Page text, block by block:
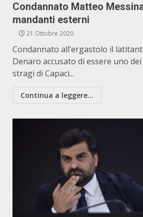
Condannato Matteo
mandanti esterni
21 Ottobre 2020
Condannato all’ergastolo il
Denaro accusato di essere uno
stragi di Capaci...
Continua a leggere...